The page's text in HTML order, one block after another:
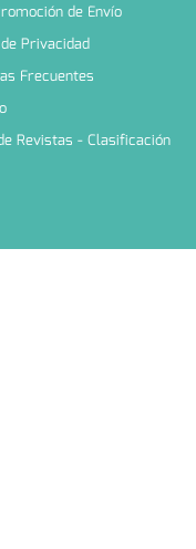
de Envío
Privacidad
Frecuentes
Revistas - Clasificación